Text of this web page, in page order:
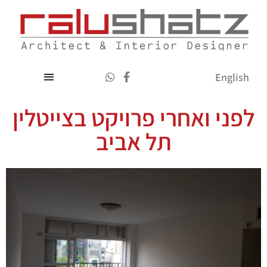
English
לפני ואחרי פרויקט בצייטלין
תל אביב